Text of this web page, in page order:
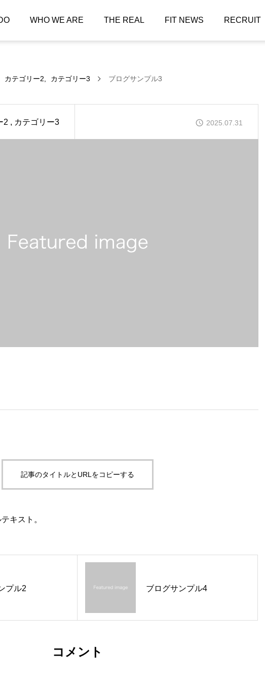
WHO WE ARE THE REAL FIT NEWS RECRUIT
カテゴリー2 カテゴリー3 ブログサンプル3
2 カテゴリー3 2025.07.31
記事のタイトルとURLをコピーする
キスト。
プル2 ブログサンプル4
コメント
NOを言われれば言